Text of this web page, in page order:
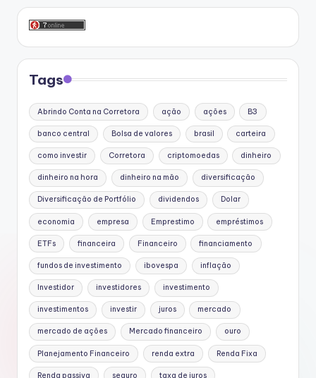
Tags
Abrindo Conta na Corretora ação ações B3
banco central Bolsa de valores brasil carteira
como investir Corretora criptomoedas dinheiro
dinheiro na hora dinheiro na mão diversificação
Diversificação de Portfólio dividendos Dolar
economia empresa Emprestimo empréstimos
ETFs financeira Financeiro financiamento
fundos de investimento ibovespa inflação
Investidor investidores investimento
investimentos investir juros mercado
mercado de ações Mercado financeiro ouro
Planejamento Financeiro renda extra Renda Fixa
Renda passiva seguro taxa de juros